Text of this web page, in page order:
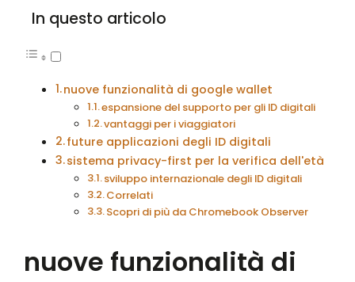
In questo articolo
nuove funzionalità di google wallet
espansione del supporto per gli ID digitali
vantaggi per i viaggiatori
future applicazioni degli ID digitali
sistema privacy-first per la verifica dell'età
sviluppo internazionale degli ID digitali
Correlati
Scopri di più da Chromebook Observer
nuove funzionalità di